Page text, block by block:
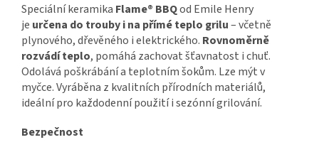
Speciální keramika Flame® BBQod Emile Henry
je určena do trouby i na přímé teplo grilu– včetně
plynového, dřevěného i elektrického. Rovnoměrně
rozvádí teplo, pomáhá zachovat šťavnatost i chuť.
Odolává poškrábání a teplotním šokům. Lze mýt v
myčce. Vyráběna z kvalitních přírodních materiálů,
ideální pro každodenní použití i sezónní grilování.
Bezpečnost